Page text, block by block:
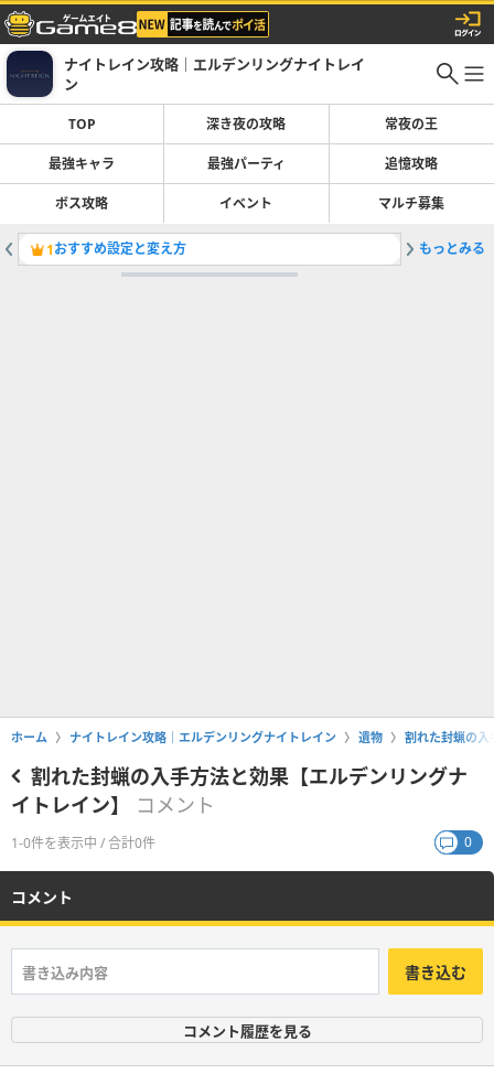
ナイトレイン攻略｜エルデンリングナイトレイ
ン
TOP 深き夜の攻略 常夜の王
最強キャラ 最強パーティ 追憶攻略
ボス攻略 イベント マルチ募集
1おすすめ設定と変え方 2性急な
もっとみる
ホーム ナイトレイン攻略｜エルデンリングナイトレイン 遺物 割れた封蝋の入
割れた封蝋の入手方法と効果【エルデンリングナ
イトレイン】
コメント
1-0件を表示中 / 合計0件 0
コメント
書き込む
コメント履歴を見る